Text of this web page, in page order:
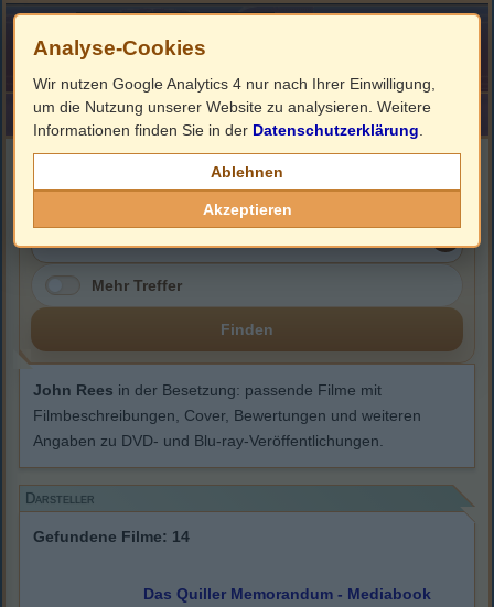
HOME ImpressumLinks
Mehr Treffer
Finden
John Rees in der Besetzung: passende Filme mit
Filmbeschreibungen, Cover, Bewertungen und weiteren
Angaben zu DVD- und Blu-ray-Veröffentlichungen.
Darsteller
Gefundene Filme: 14
Das Quiller Memorandum - Mediabook
Analyse-Cookies
Wir nutzen Google Analytics 4 nur nach Ihrer Einwilligung,
um die Nutzung unserer Website zu analysieren. Weitere
Informationen finden Sie in der Datenschutzerklärung
Ablehnen
Akzeptieren